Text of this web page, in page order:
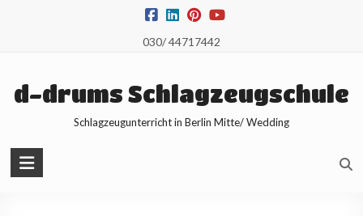
030/ 44717442
d-drums Schlagzeugschule
Schlagzeugunterricht in Berlin Mitte/ Wedding